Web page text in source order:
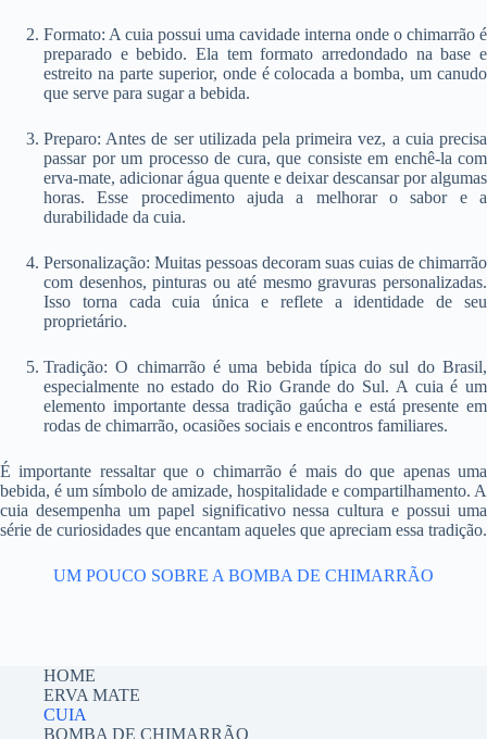
Formato: A cuia possui uma cavidade interna onde o chimarrão é
preparado e bebido. Ela tem formato arredondado na base e
estreito na parte superior, onde é colocada a bomba, um canudo
que serve para sugar a bebida.
Preparo: Antes de ser utilizada pela primeira vez, a cuia precisa
passar por um processo de cura, que consiste em enchê-la com
erva-mate, adicionar água quente e deixar descansar por algumas
horas. Esse procedimento ajuda a melhorar o sabor e a
durabilidade da cuia.
Personalização: Muitas pessoas decoram suas cuias de chimarrão
com desenhos, pinturas ou até mesmo gravuras personalizadas.
Isso torna cada cuia única e reflete a identidade de seu
proprietário.
Tradição: O chimarrão é uma bebida típica do sul do Brasil,
especialmente no estado do Rio Grande do Sul. A cuia é um
elemento importante dessa tradição gaúcha e está presente em
rodas de chimarrão, ocasiões sociais e encontros familiares.
É importante ressaltar que o chimarrão é mais do que apenas uma
bebida, é um símbolo de amizade, hospitalidade e compartilhamento. A
cuia desempenha um papel significativo nessa cultura e possui uma
série de curiosidades que encantam aqueles que apreciam essa tradição.
UM POUCO SOBRE A BOMBA DE CHIMARRÃO
HOME
ERVA MATE
CUIA
BOMBA DE CHIMARRÃO